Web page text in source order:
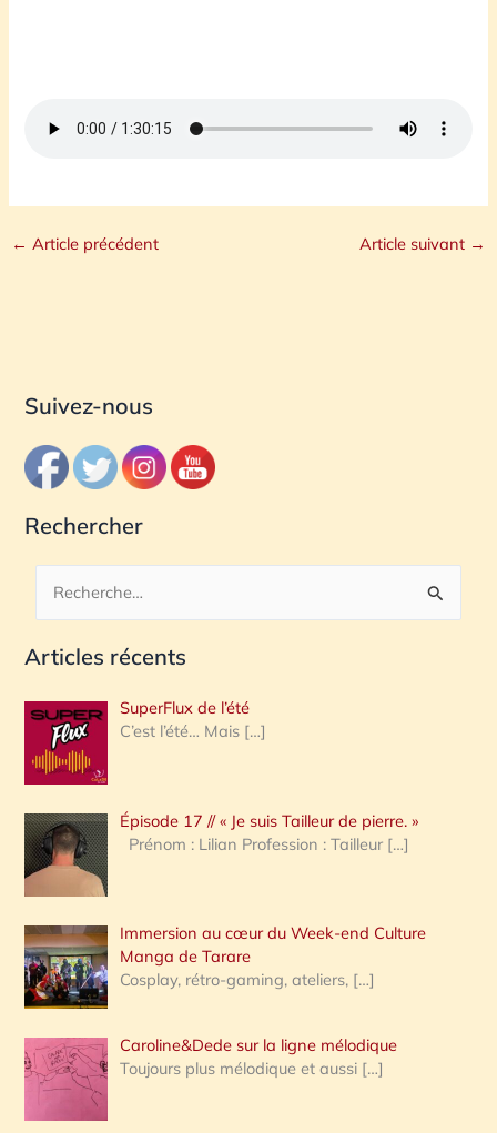
← Article précédent Article suivant →
Suivez-nous
Rechercher
c
e
r
c
h
e
:
Articles récents
SuperFlux de l’été
C’est l’été… Mais […]
Épisode 17 // « Je suis Tailleur de pierre. »
Prénom : Lilian Profession : Tailleur […]
Immersion au cœur du Week-end Culture
Manga de Tarare
Cosplay, rétro-gaming, ateliers, […]
Caroline&Dede sur la ligne mélodique
Toujours plus mélodique et aussi […]